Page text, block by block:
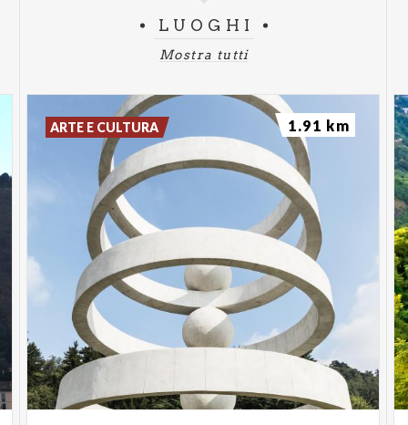
LUOGHI
Mostra tutti
ARTE E CULTURA 1.91 km